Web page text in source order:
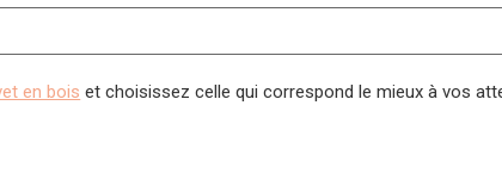
en bois et choisissez celle qui correspond le mieux à vos